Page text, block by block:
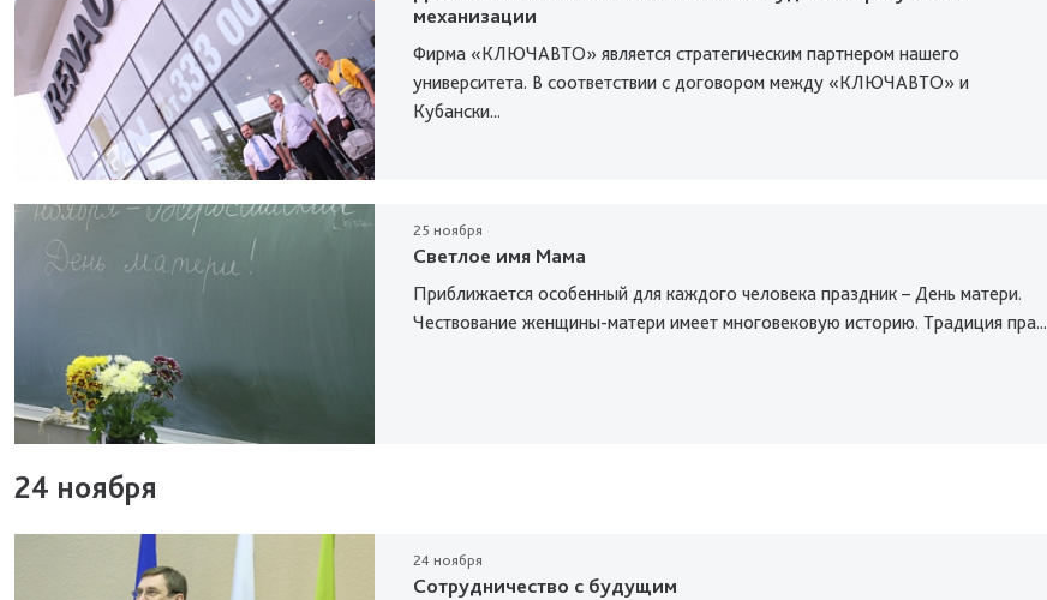
механизации
Фирма «КЛЮЧАВТО» является стратегическим партнером нашего
университета. В соответствии с договором между «КЛЮЧАВТО» и
Кубански...
25 ноября
Светлое имя Мама
Приближается особенный для каждого человека праздник – День матери.
Чествование женщины-матери имеет многовековую историю. Традиция пра...
24 ноября
24 ноября
Сотрудничество с будущим